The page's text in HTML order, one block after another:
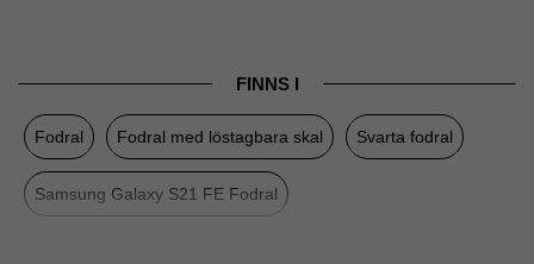
Färg Svart
Hårdplast (PC), Konstläder
FINNS I
Fodral Fodral med löstagbara skal Svarta fodral
Samsung Galaxy S21 FE Fodral